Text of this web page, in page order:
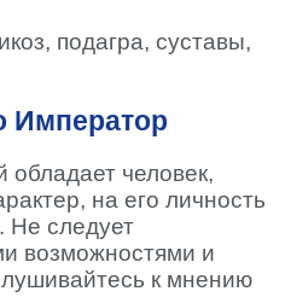
подагра, суставы,
Император
обладает человек,
на его личность
Не следует
возможностями и
к мнению